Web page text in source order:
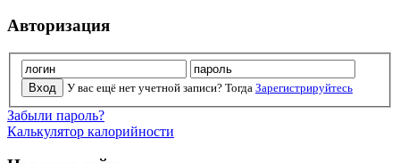
Авторизация
У вас ещё нет учетной записи? Тогда Зарегистрируйтесь
Забыли пароль?
Калькулятор калорийности